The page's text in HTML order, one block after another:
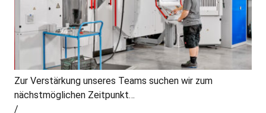
Zur Verstärkung unseres Teams suchen wir zum
nächstmöglichen Zeitpunkt…